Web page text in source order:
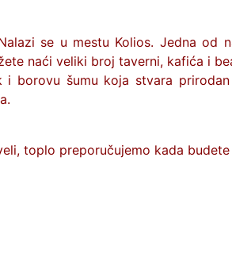
se u mestu Kolios. Jedna od
naći veliki broj taverni, kafića i
i borovu šumu koja stvara
toplo preporučujemo kada